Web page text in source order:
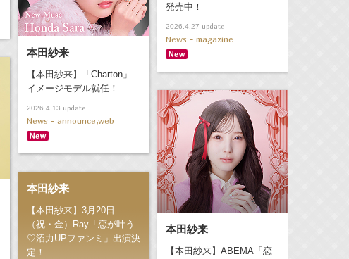
発売中！
2026.4.27 update
News - magazine
本田紗来
【本田紗来】「Charton」
イメージモデル就任！
2026.4.13 update
News - announce,web
本田紗来
【本田紗来】ABEMA「恋
本田紗来
【本田紗来】3月20日
（祝・金）Ray「恋が叶う
♡沼力UPファンミ」出演決
定！